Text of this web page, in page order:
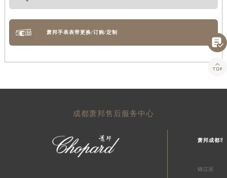
萧邦手表表带更换/订购/定制
成都萧邦售后服务中心
萧邦成都市
锦江区

